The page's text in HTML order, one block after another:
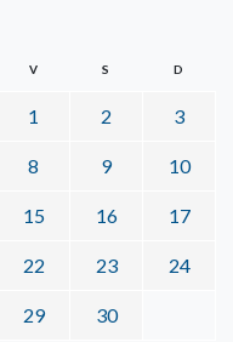
V S D
1 2 3
8 9 10
15 16 17
22 23 24
29 30